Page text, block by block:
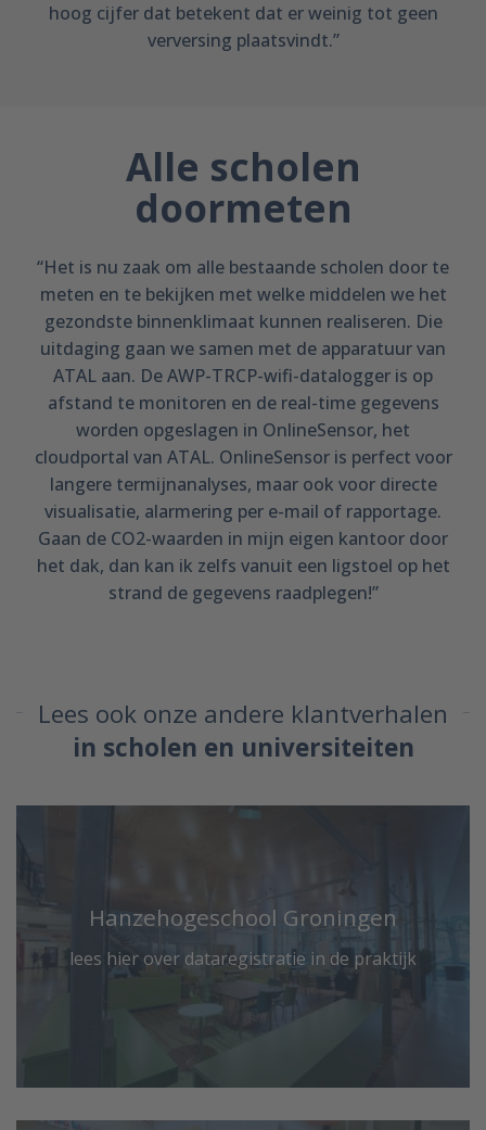
hoog cijfer dat betekent dat er weinig tot geen
verversing plaatsvindt.”
Alle scholen
doormeten
“Het is nu zaak om alle bestaande scholen door te
meten en te bekijken met welke middelen we het
gezondste binnenklimaat kunnen realiseren. Die
uitdaging gaan we samen met de apparatuur van
ATAL aan. De AWP-TRCP-wifi-datalogger is op
afstand te monitoren en de real-time gegevens
worden opgeslagen in OnlineSensor, het
cloudportal van ATAL. OnlineSensor is perfect voor
langere termijnanalyses, maar ook voor directe
visualisatie, alarmering per e-mail of rapportage.
Gaan de CO2-waarden in mijn eigen kantoor door
het dak, dan kan ik zelfs vanuit een ligstoel op het
strand de gegevens raadplegen!”
Lees ook onze andere klantverhalen
in scholen en universiteiten
Hanzehogeschool Groningen
lees hier over dataregistratie in de praktijk